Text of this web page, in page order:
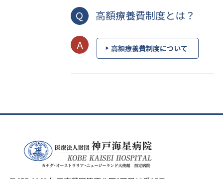
高額療養費制度とは？
高額療養費制度について